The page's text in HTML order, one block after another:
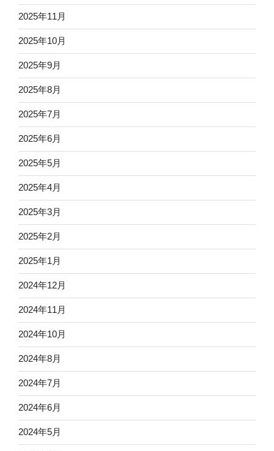
2025年11月
2025年10月
2025年9月
2025年8月
2025年7月
2025年6月
2025年5月
2025年4月
2025年3月
2025年2月
2025年1月
2024年12月
2024年11月
2024年10月
2024年8月
2024年7月
2024年6月
2024年5月